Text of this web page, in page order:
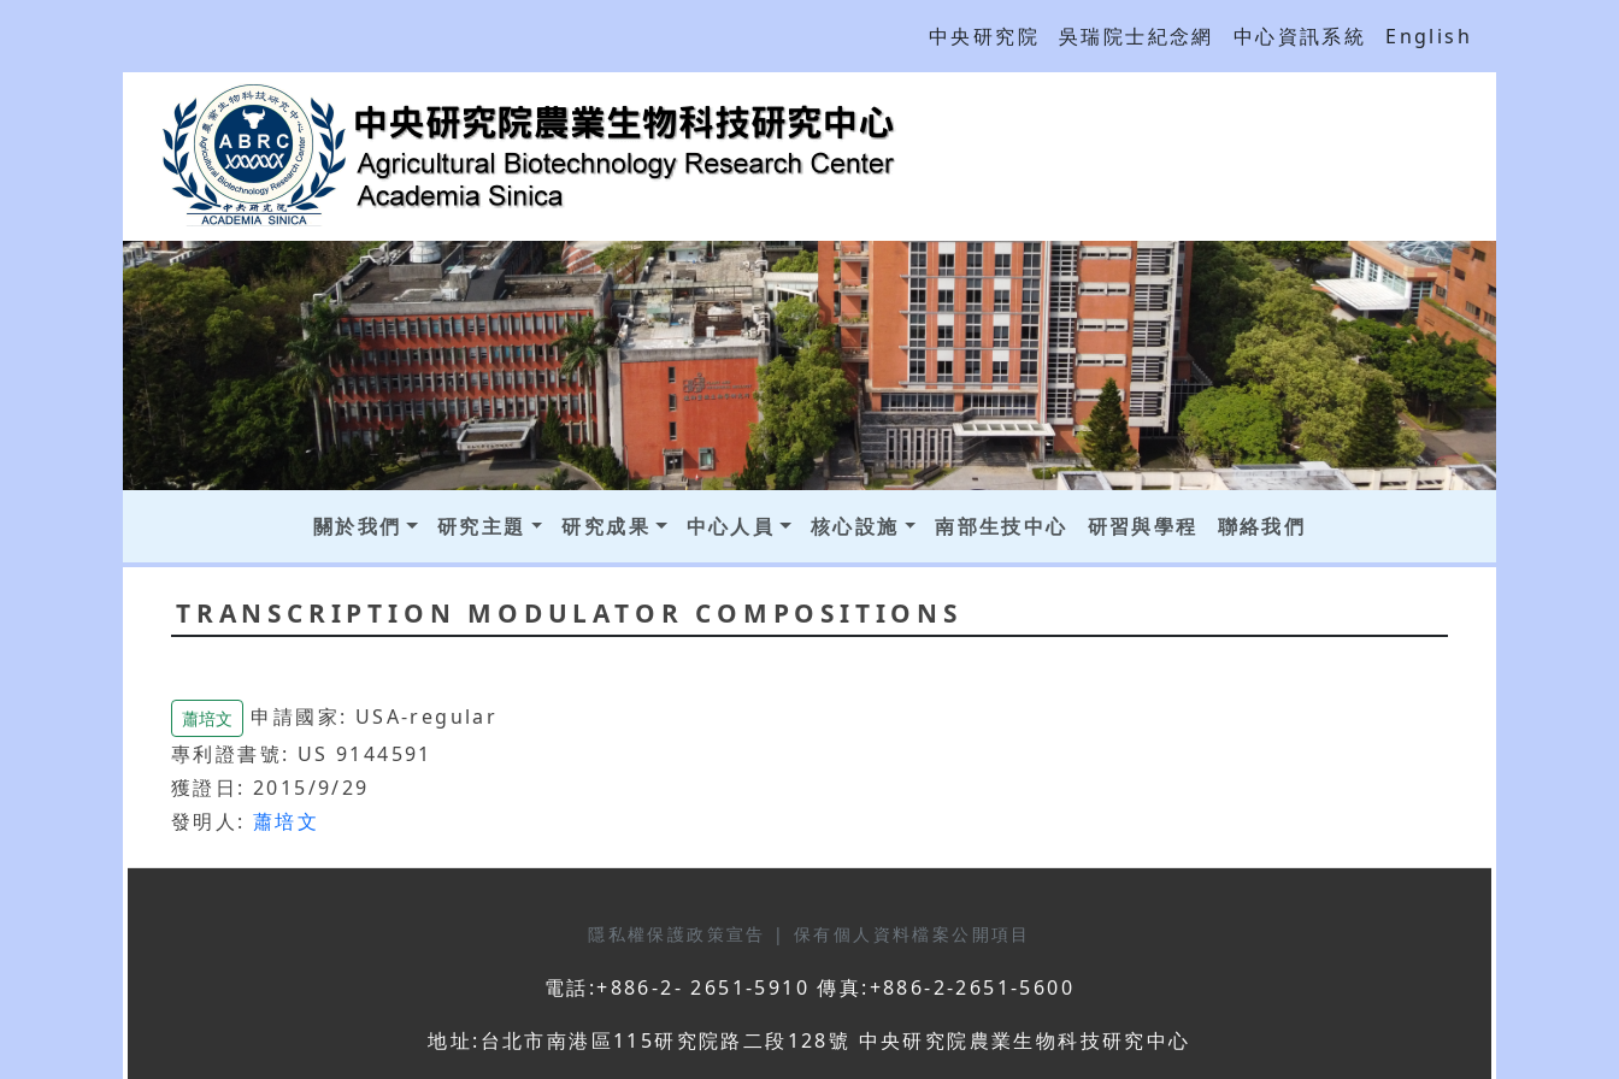
中央研究院 吳瑞院士紀念網 中心資訊系統 English
關於我們 研究主題 研究成果 中心人員 核心設施 南部生技中心 研習與學程 聯絡我們
TRANSCRIPTION MODULATOR COMPOSITIONS
蕭培文
申請國家: USA-regular
專利證書號: US 9144591
獲證日: 2015/9/29
發明人: 蕭培文
隱私權保護政策宣告 | 保有個人資料檔案公開項目
電話:+886-2- 2651-5910 傳真:+886-2-2651-5600
地址:台北市南港區115研究院路二段128號 中央研究院農業生物科技研究中心